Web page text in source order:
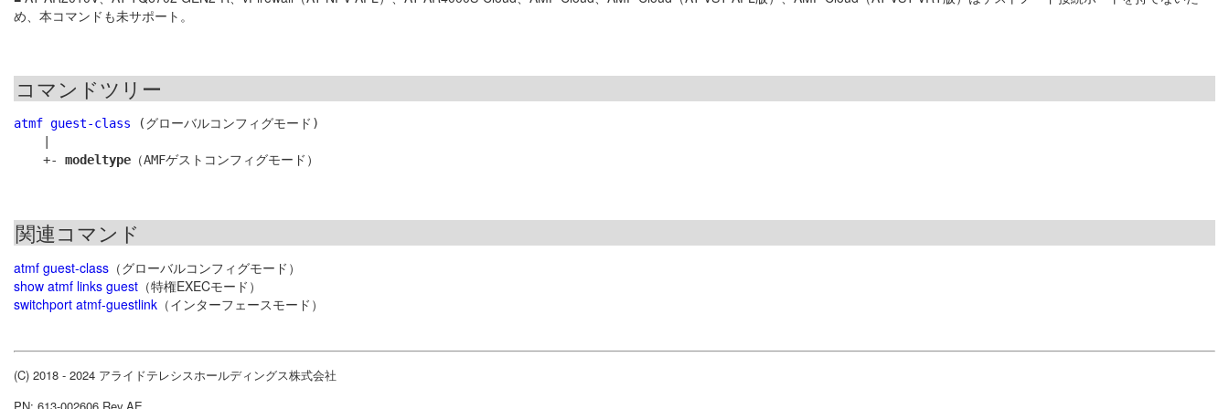
め、本コマンドも未サポート。
コマンドツリー
atmf guest-class (グローバルコンフィグモード)
    +-
modeltype
関連コマンド
atmf guest-class （グローバルコンフィグモード）
show atmf links guest （特権EXECモード）
switchport atmf-guestlink （インターフェースモード）
(C) 2018 - 2024 アライドテレシスホールディングス株式会社